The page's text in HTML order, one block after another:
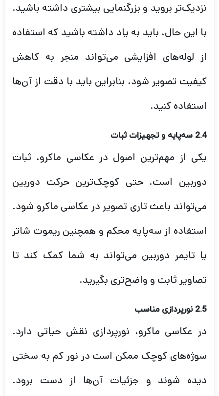
نزدیک‌تر بروید و بزرگنمایی بیشتری داشته باشید.
با این حال، باید به یاد داشته باشید که استفاده
از لوله‌های افزایشی می‌تواند منجر به کاهش
کیفیت تصویر شود، بنابراین باید با دقت از آن‌ها
استفاده کنید.
2.4 سه‌پایه و تجهیزات ثبات
یکی از مهم‌ترین اصول در عکاسی ماکرو، ثبات
دوربین است. حتی کوچک‌ترین حرکت دوربین
می‌تواند باعث تاری تصویر در عکاسی ماکرو شود.
استفاده از سه‌پایه محکم و همچنین ریموت شاتر
یا تایمر دوربین می‌تواند به شما کمک کند تا
تصاویر ثابت و واضح‌تری بگیرید.
2.5 نورپردازی مناسب
در عکاسی ماکرو، نورپردازی نقش حیاتی دارد.
سوژه‌های کوچک ممکن است در نور کم به سختی
دیده شوند و جزئیات آن‌ها از دست برود.